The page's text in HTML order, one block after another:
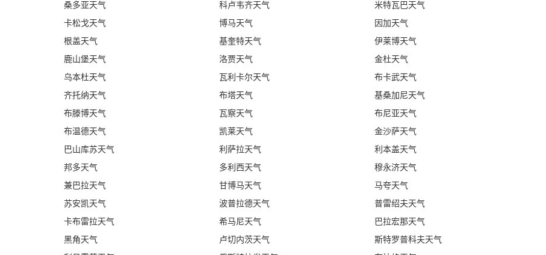
桑多亚天气 科卢韦齐天气
米特瓦巴天气
卡松戈天气 博马天气
因加天气
根盖天气 基奎特天气
伊莱博天气
鹿山堡天气 洛贾天气
金杜天气
乌本杜天气 瓦利卡尔天气
布卡武天气
齐托纳天气 布塔天气
基桑加尼天气
布滕博天气 瓦察天气
布尼亚天气
布温德天气 凯莱天气
金沙萨天气
巴山库苏天气 利萨拉天气
利本盖天气
邦多天气 多利西天气
穆永济天气
兼巴拉天气 甘博马天气
马夸天气
苏安凯天气 波普拉德天气
普雷绍夫天气
卡布雷拉天气 希马尼天气
巴拉宏那天气
黑角天气 卢切内茨天气
斯特罗普科夫天气